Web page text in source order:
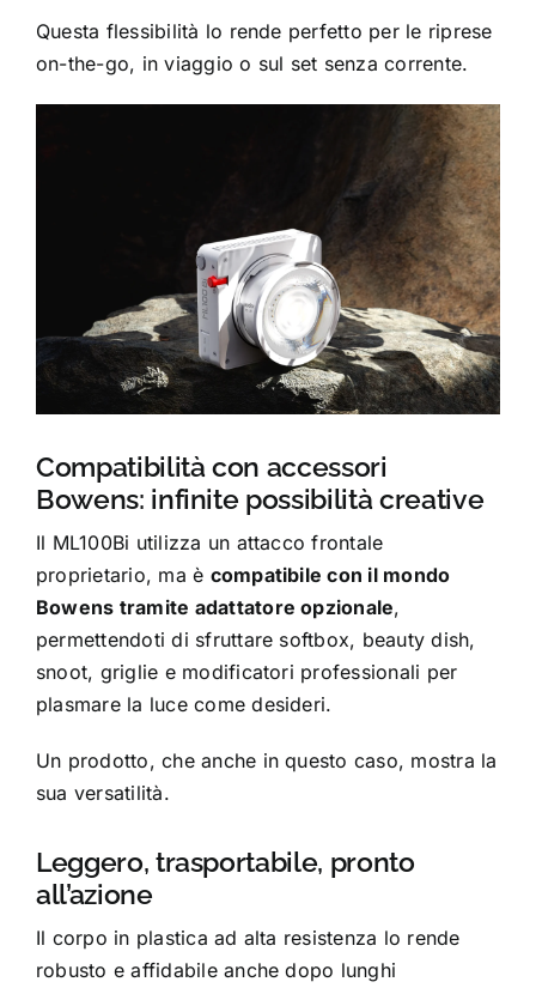
Questa flessibilità lo rende perfetto per le riprese
on-the-go, in viaggio o sul set senza corrente.
Compatibilità con accessori
Bowens: infinite possibilità creative
Il ML100Bi utilizza un attacco frontale
proprietario, ma è compatibile con il mondo
Bowens tramite adattatore opzionale,
permettendoti di sfruttare softbox, beauty dish,
snoot, griglie e modificatori professionali per
plasmare la luce come desideri.
Un prodotto, che anche in questo caso, mostra la
sua versatilità.
Leggero, trasportabile, pronto
all’azione
Il corpo in plastica ad alta resistenza lo rende
robusto e affidabile anche dopo lunghi